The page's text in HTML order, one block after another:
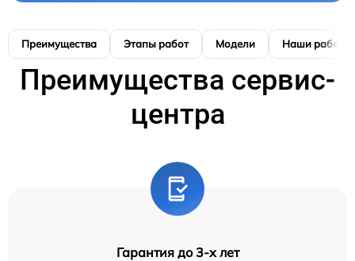
Преимущества Этапы работ Модели Наши работы
Преимущества сервис-
центра
Гарантия до 3-х лет